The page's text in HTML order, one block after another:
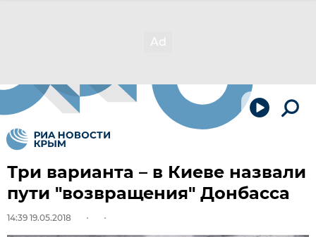
Три варианта – в Киеве назвали
пути "возвращения" Донбасса
14:39 19.05.2018